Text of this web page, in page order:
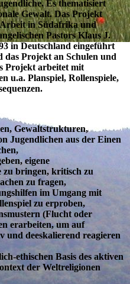
Es thematisiert
Gewalt. Das Projekt
in Südafrika und
Pastors Klaus J.
in Deutschland eingeführt
Projekt an Schulen und
Projekt arbeitet mit
u.a. Planspiel, Rollenspiele,
Gewaltstrukturen,
Jugendlichen aus der Einen
eigene
zu bringen, kritisch zu
zu fragen,
im Umgang mit
zu erproben,
(Flucht oder
erarbeiten, um auf
und deeskalierend reagieren
ethischen Basis des aktiven
der Weltreligionen